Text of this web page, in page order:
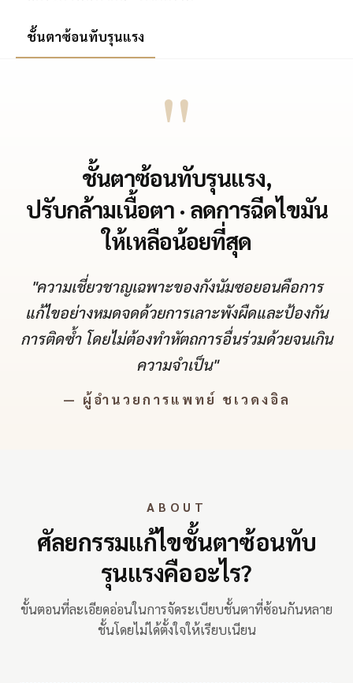
ชั้นตาซ้อนทับรุนแรง
"
ชั้นตาซ้อนทับรุนแรง,
ปรับกล้ามเนื้อตา · ลดการฉีดไขมัน
ให้เหลือน้อยที่สุด
"ความเชี่ยวชาญเฉพาะของกังนัมซอยอนคือการ
แก้ไขอย่างหมดจดด้วยการเลาะพังผืดและป้องกัน
การติดซ้ำ โดยไม่ต้องทำหัตถการอื่นร่วมด้วยจนเกิน
ความจำเป็น"
— ผู้อำนวยการแพทย์ ชเวดงอิล
ABOUT
ศัลยกรรมแก้ไขชั้นตาซ้อนทับ
รุนแรงคืออะไร?
ขั้นตอนที่ละเอียดอ่อนในการจัดระเบียบชั้นตาที่ซ้อนกันหลาย
ชั้นโดยไม่ได้ตั้งใจให้เรียบเนียน